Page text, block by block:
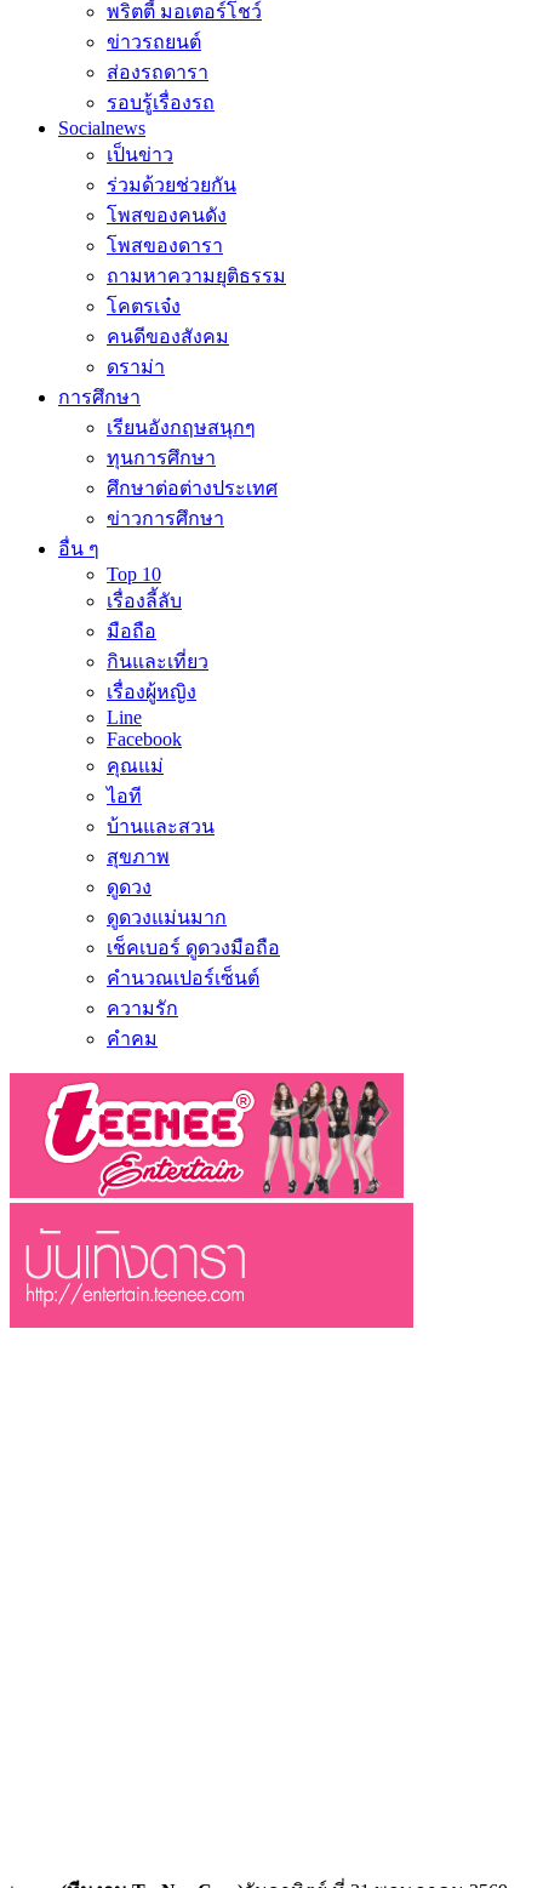
พริตตี้ มอเตอร์โชว์
ข่าวรถยนต์
ส่องรถดารา
รอบรู้เรื่องรถ
Socialnews
เป็นข่าว
ร่วมด้วยช่วยกัน
โพสของคนดัง
โพสของดารา
ถามหาความยุติธรรม
โคตรเจ๋ง
คนดีของสังคม
ดราม่า
การศึกษา
เรียนอังกฤษสนุกๆ
ทุนการศึกษา
ศึกษาต่อต่างประเทศ
ข่าวการศึกษา
อื่น ๆ
Top 10
เรื่องลี้ลับ
มือถือ
กินและเที่ยว
เรื่องผู้หญิง
Line
Facebook
คุณแม่
ไอที
บ้านและสวน
สุขภาพ
ดูดวง
ดูดวงแม่นมาก
เช็คเบอร์ ดูดวงมือถือ
คำนวณเปอร์เซ็นต์
ความรัก
คำคม